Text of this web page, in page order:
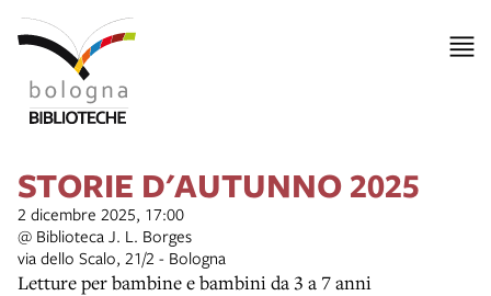
STORIE D'AUTUNNO 2025
2 dicembre 2025, 17:00
@ Biblioteca J. L. Borges
via dello Scalo, 21/2 - Bologna
Letture per bambine e bambini da 3 a 7 anni